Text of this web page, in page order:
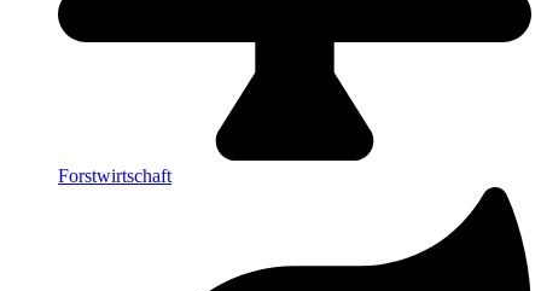
Forstwirtschaft